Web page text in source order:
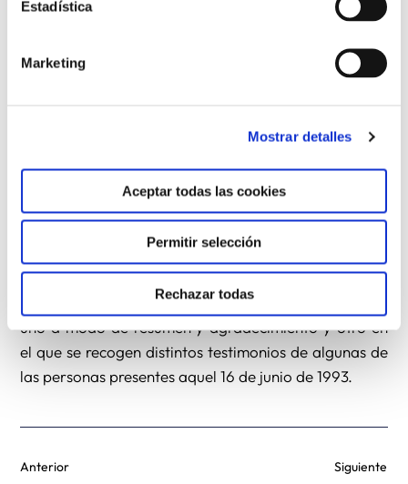
Estadística
Marketing
Mostrar detalles
Aceptar todas las cookies
Permitir selección
Rechazar todas
canonización de San Enrique de Ossó y Cervelló por
parte del Papa Juan Pablo II, en la plaza de Colón
la Compañía de Santa Teresa de Jesús, fue un
Santa Teresa de Jesús la fuerza de su espiritualidad y
la capacidad de la mujer para evangelizar y
transformar la sociedad.
Con motivo del aniversario la Compañía de Santa
Teresa de Jesús ha elaborado unos vídeos sobre ello,
uno a modo de resumen y agradecimiento y otro en
el que se recogen distintos testimonios de algunas de
las personas presentes aquel 16 de junio de 1993.
Anterior Siguiente